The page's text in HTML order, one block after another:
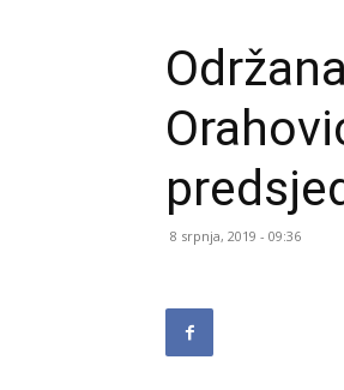
8 srpnja, 2019 - 09:36